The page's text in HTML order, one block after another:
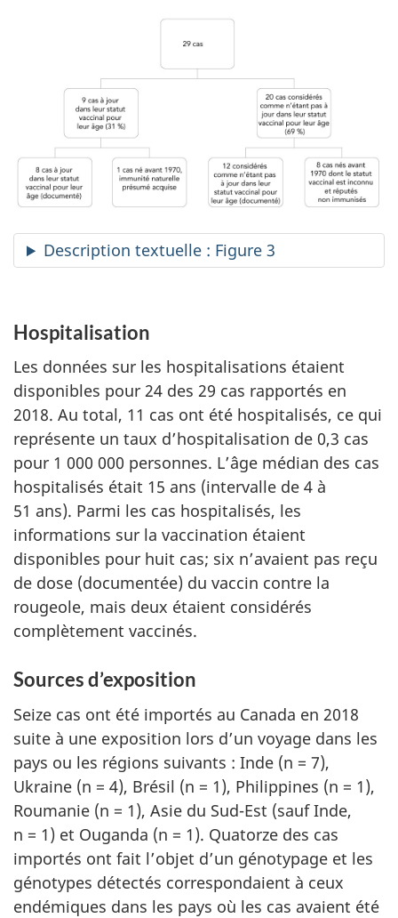
Description textuelle : Figure 3
Hospitalisation
Les données sur les hospitalisations étaient
disponibles pour 24 des 29 cas rapportés en
2018. Au total, 11 cas ont été hospitalisés, ce qui
représente un taux d’hospitalisation de 0,3 cas
pour 1 000 000 personnes. L’âge médian des cas
hospitalisés était 15 ans (intervalle de 4 à
51 ans). Parmi les cas hospitalisés, les
informations sur la vaccination étaient
disponibles pour huit cas; six n’avaient pas reçu
de dose (documentée) du vaccin contre la
rougeole, mais deux étaient considérés
complètement vaccinés.
Sources d’exposition
Seize cas ont été importés au Canada en 2018
suite à une exposition lors d’un voyage dans les
pays ou les régions suivants : Inde (n = 7),
Ukraine (n = 4), Brésil (n = 1), Philippines (n = 1),
Roumanie (n = 1), Asie du Sud-Est (sauf Inde,
n = 1) et Ouganda (n = 1). Quatorze des cas
importés ont fait l’objet d’un génotypage et les
génotypes détectés correspondaient à ceux
endémiques dans les pays où les cas avaient été